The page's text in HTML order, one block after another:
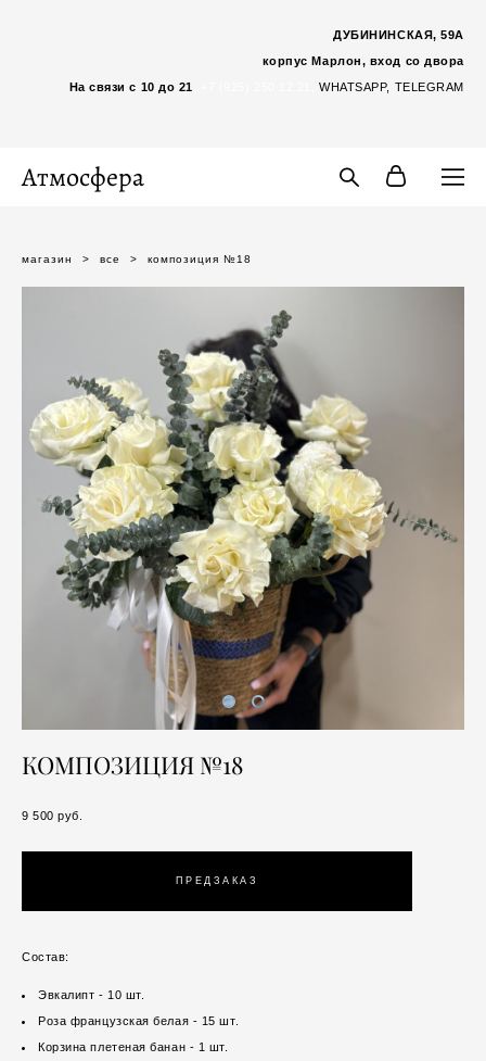
ДУБИНИНСКАЯ, 59А
корпус Марлон, вход со двора
На связи с 10 до 21
+7 (925) 250 12 21,WHATSAPP, TELEGRAM
Атмосфера
магазин > все > композиция №18
КОМПОЗИЦИЯ №18
9 500 pуб.
ПРЕДЗАКАЗ
Состав:
Эвкалипт - 10 шт.
Роза французская белая - 15 шт.
Корзина плетеная банан - 1 шт.